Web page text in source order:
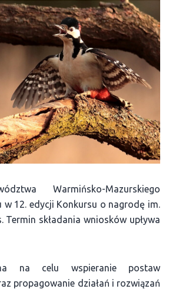
Warmińsko-Mazurskiego
w 12. edycji Konkursu o nagrodę im.
Termin składania wniosków upływa
na celu wspieranie postaw
propagowanie działań i rozwiązań